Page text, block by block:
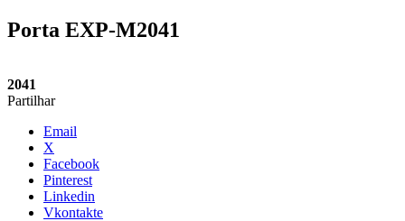
Porta EXP-M2041
2041
Partilhar
Email
X
Facebook
Pinterest
Linkedin
Vkontakte